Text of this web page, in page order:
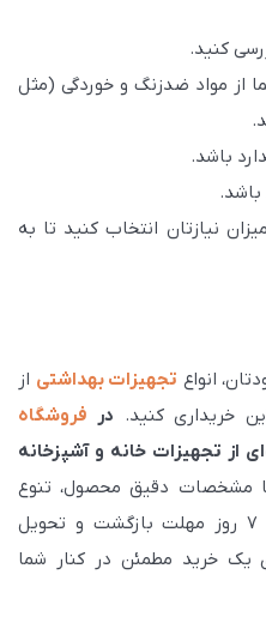
کنید.
از مواد ضدزنگ و خوردگی (مثل
باشد.
نیازتان انتخاب کنید تا به
انواع تجهیزات بهداشتی از
خریداری کنید. در فروشگاه
از تجهیزات خانه و آشپزخانه
با مشخصات دقیق محصول، تنوع
طرح و برند، ضمانت اصالت کالا، ۷ روز مهلت بازگشت و تحویل
یک خرید مطمئن در کنار شما